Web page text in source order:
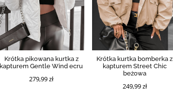
Krótka pikowana kurtka z
kapturem Gentle Wind ecru
279,99 zł
Krótka kurtka bomberka z
kapturem Street Chic
beżowa
249,99 zł